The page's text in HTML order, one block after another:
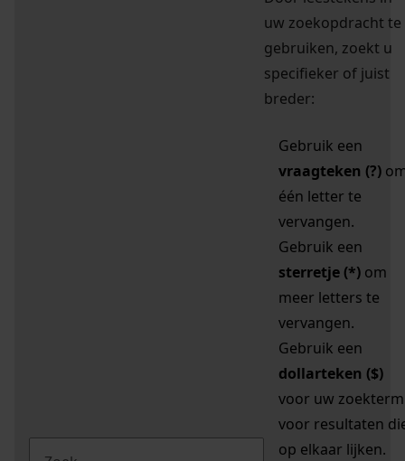
uw zoekopdracht te
gebruiken, zoekt u
specifieker of juist
breder:
Gebruik een
vraagteken (?)
één letter te
vervangen.
Gebruik een
sterretje (*) om
meer letters te
vervangen.
Gebruik een
dollarteken ($)
voor uw zoekterm
voor resultaten
op elkaar lijken.